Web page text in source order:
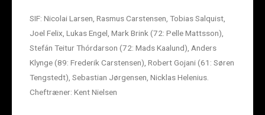
SIF: Nicolai Larsen, Rasmus Carstensen, Tobias Salquist,
Joel Felix, Lukas Engel, Mark Brink (72: Pelle Mattsson),
Stefán Teitur Thórdarson (72: Mads Kaalund), Anders
Klynge (89: Frederik Carstensen), Robert Gojani (61: Søren
Tengstedt), Sebastian Jørgensen, Nicklas Helenius.
Cheftræner: Kent Nielsen